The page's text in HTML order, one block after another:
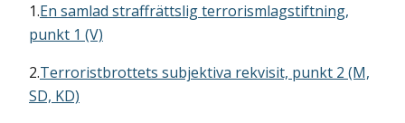
1.En samlad straffrättslig terrorismlagstiftning,
punkt 1 (V)
2.Terroristbrottets subjektiva rekvisit, punkt 2 (M,
SD, KD)